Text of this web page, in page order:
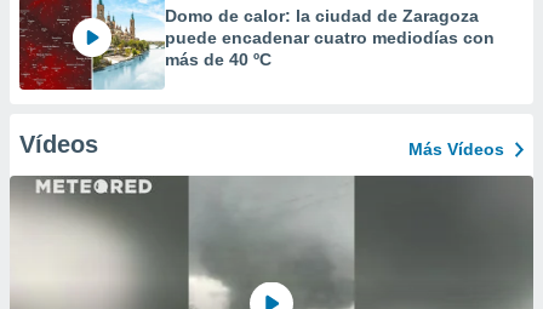
Domo de calor: la ciudad de Zaragoza
puede encadenar cuatro mediodías con
más de 40 ºC
Vídeos Más Vídeos